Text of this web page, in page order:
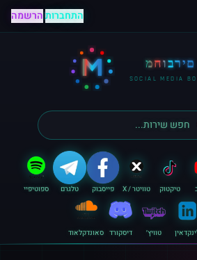
התחברות|הרשמה
M מחוברים
SOCIAL MEDIA
טיקטוק טוויטר / X פייסבוק טלגרם ספוטיפיי
טוויץ׳ דיסקורד סאונדקלאוד